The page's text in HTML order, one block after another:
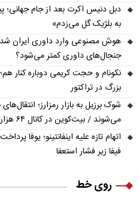
دبل دنیس اکرت بعد از جام جهانی؛
به بلژیک گل می‌زدم»
جنجال‌های داوری کمتر می‌شود؟
نکونام و حجت کریمی دوباره کنار
بزرگ در تراکتور
می‌شوند / بیت‌کوین در کانال ۶۴ هزار دلار
اتهام تازه علیه اینفانتینو؛ یوفا
فیفا زیر فشار استعفا
روی خط